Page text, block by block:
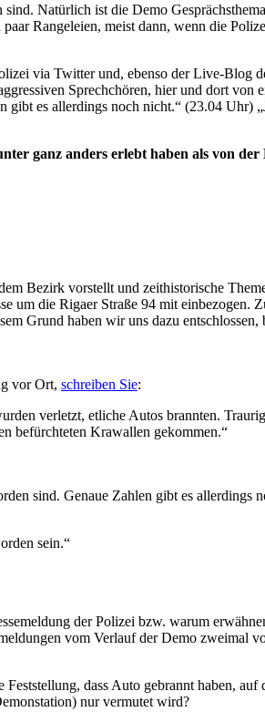
Natürlich ist die Demo
Rangeleien, meist dann, wenn die
via Twitter und, ebenso der Live-Blog
Sprechchören, hier und dort
es allerdings noch nicht.“ (23.04 Uhr)
ganz anders erlebt haben als von
Bezirk vorstellt und zeithistorische
die Rigaer Straße 94 mit einbezogen.
Grund haben wir uns dazu
vor Ort, schreiben Sie:
verletzt, etliche Autos brannten.
befürchteten Krawallen gekommen.“
sind. Genaue Zahlen gibt es allerdings
sein.“
der Polizei bzw. warum
vom Verlauf der Demo zweimal
dass Auto gebrannt haben,
nur vermutet wird?